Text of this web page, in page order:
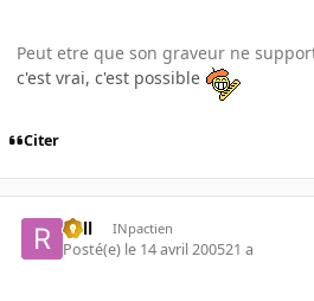
Peut etre que son graveur ne
c'est vrai, c'est possible
Citer
Rell INpactien
Posté(e) le 14 avril 200521 a